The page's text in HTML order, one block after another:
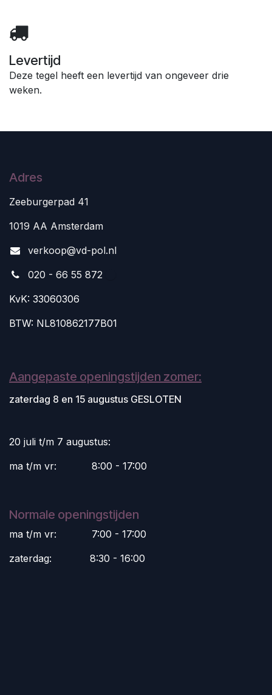
Levertijd
Deze tegel heeft een levertijd van ongeveer drie
weken.
Adres
Zeeburgerpad 41
1019 AA Amsterdam
verkoop@vd-pol.nl
020 - 66 55 872
KvK: 33060306
BTW: NL810862177B01
Aangepaste openingstijden zomer:
zaterdag 8 en 15 augustus GESLOTEN
20 juli t/m 7 augustus:
ma t/m vr:
​8:00 - 17:00
Normale openingstijden
ma t/m vr:
​7:00 - 17:00
zaterdag:
​8:30 - 16:00